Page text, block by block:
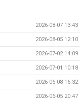
2026-08-07 13:43
2026-08-05 12:10
2026-07-02 14:09
2026-07-01 10:18
2026-06-08 16:32
2026-06-05 20:47